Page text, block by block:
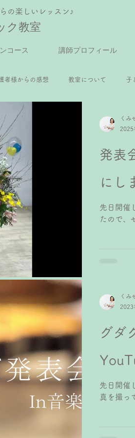
の楽しいレッスン♪
ク教室
コース 講師プロフィール
者様からの感想 教室について 子
ン 年中さんピアノレッスン 年
小4ピアノレッスン 小5ピアノレッス
ン
発表
にし
先日開催
たので、
たオープ
て嬉し
（笑）み
生→カッ
を始めて
奏で、美
くみ
2025
グダ
先日開催
真を撮っ
くみ
2023